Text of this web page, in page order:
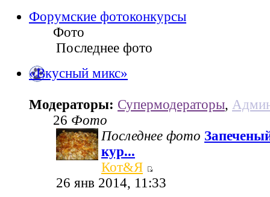
Форумские фотоконкурсы
Фото
Последнее фото
«Вкусный микс»
Модераторы: Супермодераторы,
26 Фото
Последнее фото
кур...
Кот&Я
26 янв 2014, 11:33